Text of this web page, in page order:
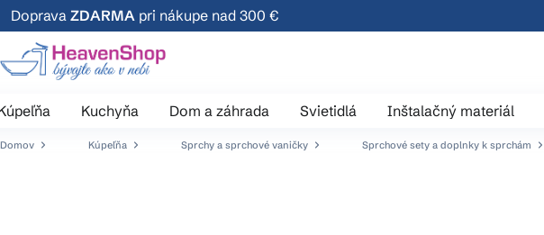
Prejsť
na
obsah
Doprava ZDARMA pri nákupe nad 300 €
Kuchyňa Dom a záhrada Svietidlá Inštalačný materiál
Domov Kúpeľňa Sprchy a sprchové vaničky Sprchové sety a doplnky k sprchám